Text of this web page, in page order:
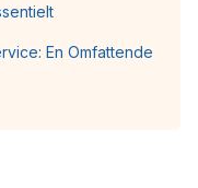
En Omfattende